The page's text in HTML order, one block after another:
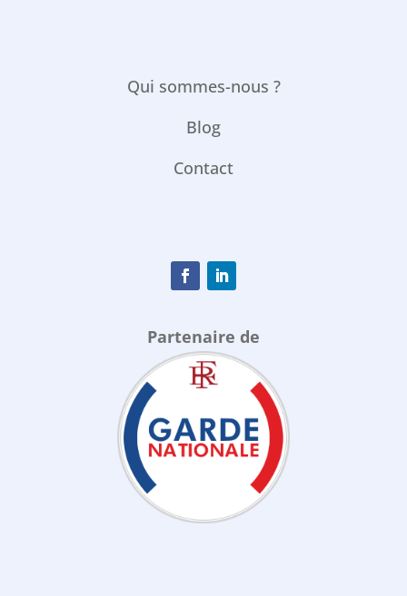
Qui sommes-nous ?
Blog
Contact
Partenaire de